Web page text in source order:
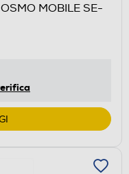
MOBILE SE-